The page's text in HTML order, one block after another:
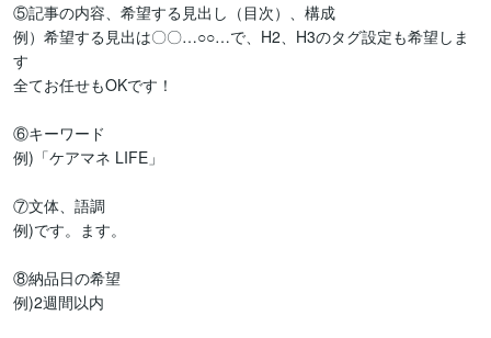
⑤記事の内容、希望する見出し（目次）、構成
例）希望する見出は〇〇…○○…で、H2、H3のタグ設定も希望しま
す
全てお任せもOKです！
⑥キーワード
例)「ケアマネ LIFE」
⑦文体、語調
例)です。ます。
⑧納品日の希望
例)2週間以内